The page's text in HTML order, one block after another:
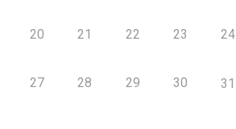
20 21 22 23 24
27 28 29 30 31